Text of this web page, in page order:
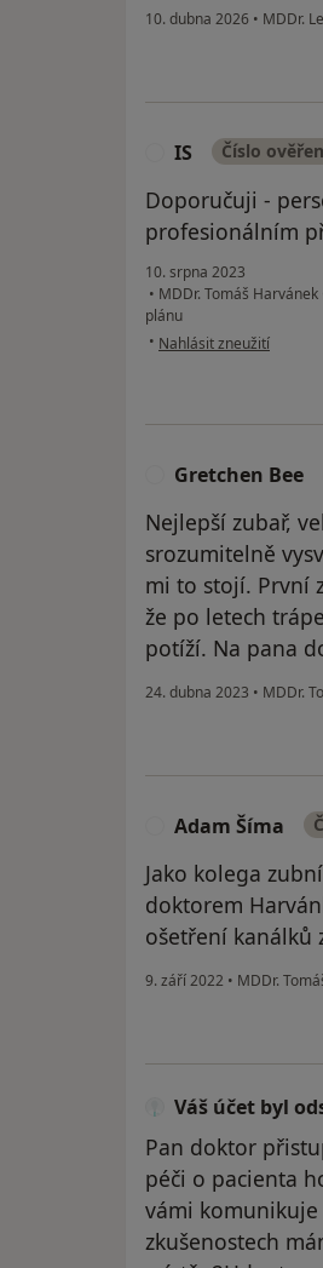
10. dubna 2026 • MDDr.
IS Číslo
Doporučuji -
profesionálním
10. srpna 2023
• MDDr. Tomáš Harvánek
plánu
• podle názoru uživatele IS
Nahlásit zneužití
Gretchen Bee
Nejlepší zubař,
srozumitelně
mi to stojí. První
že po letech
potíží. Na pana
24. dubna 2023 • MDDr.
Adam Šíma
Jako kolega
doktorem
ošetření kanálků
9. září 2022 • MDDr.
Váš účet byl
Pan doktor
péči o pacienta
vámi
zkušenostech